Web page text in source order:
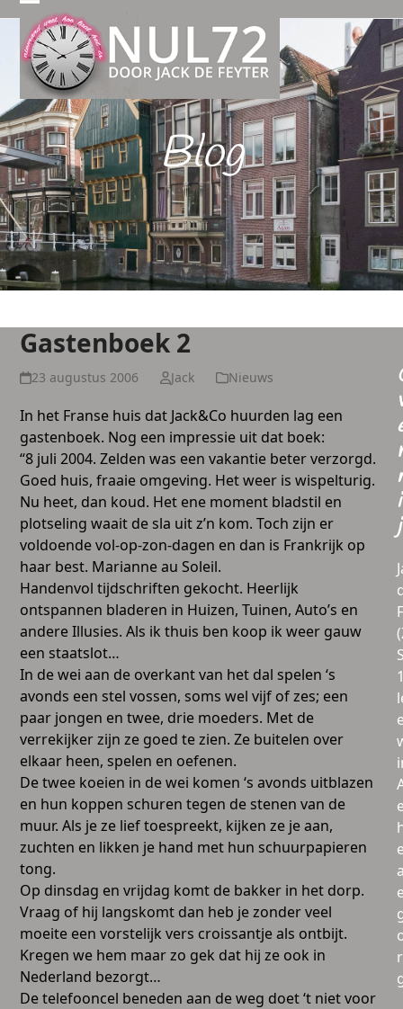
Open
mobile
menu
Close
mobile
menu
Blog
Gastenboek 2
23 augustus 2006 Jack Nieuws
In het Franse huis dat Jack&Co huurden lag een
gastenboek. Nog een impressie uit dat boek:
“8 juli 2004. Zelden was een vakantie beter verzorgd.
Goed huis, fraaie omgeving. Het weer is wispelturig.
Nu heet, dan koud. Het ene moment bladstil en
plotseling waait de sla uit z’n kom. Toch zijn er
voldoende vol-op-zon-dagen en dan is Frankrijk op
haar best. Marianne au Soleil.
Handenvol tijdschriften gekocht. Heerlijk
ontspannen bladeren in Huizen, Tuinen, Auto’s en
andere Illusies. Als ik thuis ben koop ik weer gauw
een staatslot…
In de wei aan de overkant van het dal spelen ‘s
avonds een stel vossen, soms wel vijf of zes; een
paar jongen en twee, drie moeders. Met de
verrekijker zijn ze goed te zien. Ze buitelen over
elkaar heen, spelen en oefenen.
De twee koeien in de wei komen ‘s avonds uitblazen
en hun koppen schuren tegen de stenen van de
muur. Als je ze lief toespreekt, kijken ze je aan,
zuchten en likken je hand met hun schuurpapieren
tong.
Op dinsdag en vrijdag komt de bakker in het dorp.
Vraag of hij langskomt dan heb je zonder veel
moeite een vorstelijk vers croissantje als ontbijt.
Kregen we hem maar zo gek dat hij ze ook in
Nederland bezorgt…
De telefooncel beneden aan de weg doet ‘t niet voor
i
j